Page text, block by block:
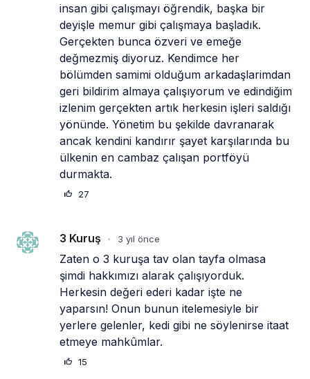
insan gibi çalışmayı öğrendik, başka bir
deyişle memur gibi çalışmaya başladık.
Gerçekten bunca özveri ve emeğe
değmezmiş diyoruz. Kendimce her
bölümden samimi olduğum arkadaşlarimdan
geri bildirim almaya çalışıyorum ve edindiğim
izlenim gerçekten artık herkesin işleri saldığı
yönünde. Yönetim bu şekilde davranarak
ancak kendini kandırır şayet karşılarında bu
ülkenin en cambaz çalışan portföyü
durmakta.
27
3 Kuruş • 3 yıl önce
Zaten o 3 kuruşa tav olan tayfa olmasa
şimdi hakkımızı alarak çalışıyorduk.
Herkesin değeri ederi kadar işte ne
yaparsın! Onun bunun itelemesiyle bir
yerlere gelenler, kedi gibi ne söylenirse itaat
etmeye mahkûmlar.
15